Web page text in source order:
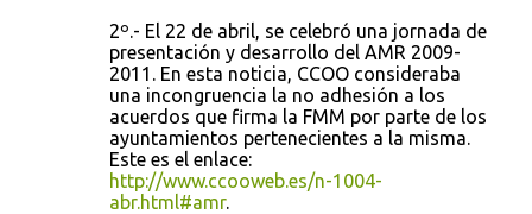
2º.- El 22 de abril, se celebró una jornada de
presentación y desarrollo del AMR 2009-
2011. En esta noticia, CCOO consideraba
una incongruencia la no adhesión a los
acuerdos que firma la FMM por parte de los
ayuntamientos pertenecientes a la misma.
Este es el enlace:
http://www.ccooweb.es/n-1004-
abr.html#amr.